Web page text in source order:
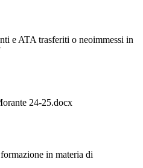
e ATA trasferiti o neoimmessi in
24-25.docx
in materia di